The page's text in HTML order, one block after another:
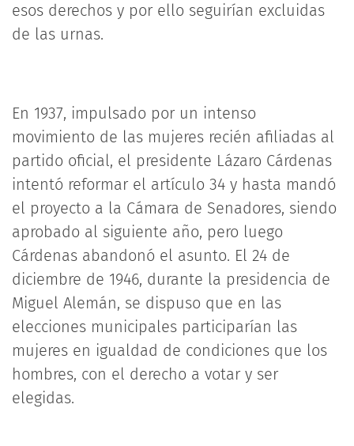
esos derechos y por ello seguirían excluidas
de las urnas.
En 1937, impulsado por un intenso
movimiento de las mujeres recién afiliadas al
partido oficial, el presidente Lázaro Cárdenas
intentó reformar el artículo 34 y hasta mandó
el proyecto a la Cámara de Senadores, siendo
aprobado al siguiente año, pero luego
Cárdenas abandonó el asunto. El 24 de
diciembre de 1946, durante la presidencia de
Miguel Alemán, se dispuso que en las
elecciones municipales participarían las
mujeres en igualdad de condiciones que los
hombres, con el derecho a votar y ser
elegidas.